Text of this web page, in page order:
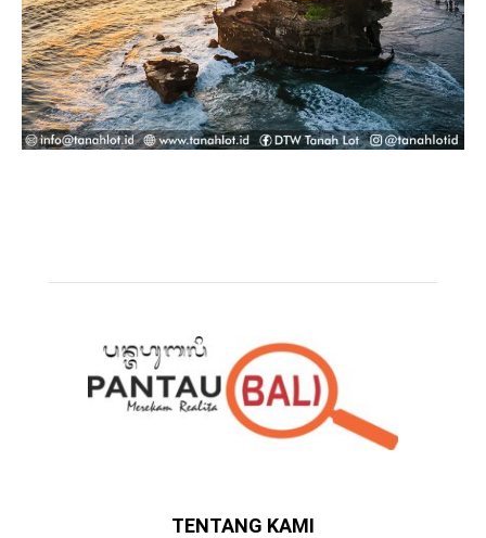
TENTANG KAMI